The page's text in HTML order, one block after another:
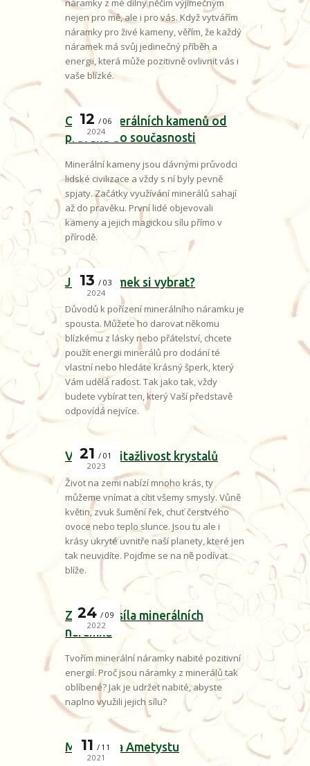
náramky z mé dílny něčím výjimečným
nejen pro mě, ale i pro vás. Když vytvářím
náramky pro živé kameny, věřím, že každý
náramek má svůj jedinečný příběh a
energii, která může pozitivně ovlivnit vás i
vaše blízké.
Cesta minerálních kamenů od
pravěku do současnosti
12
06
2024
Minerální kameny jsou dávnými průvodci
lidské civilizace a vždy s ní byly pevně
spjaty. Začátky využívání minerálů sahají
až do pravěku. První lidé objevovali
kameny a jejich magickou sílu přímo v
přírodě.
Jaký náramek si vybrat?
13
03
2024
Důvodů k pořízení minerálního náramku je
spousta. Můžete ho darovat někomu
blízkému z lásky nebo přátelství, chcete
použít energii minerálů pro dodání té
vlastní nebo hledáte krásný šperk, který
Vám udělá radost. Tak jako tak, vždy
budete vybírat ten, který Vaší představě
odpovídá nejvíce.
Vznik a přitažlivost krystalů
21
01
2023
Život na zemi nabízí mnoho krás, ty
můžeme vnímat a cítit všemy smysly. Vůně
květin, zvuk šumění řek, chuť čerstvého
ovoce nebo teplo slunce. Jsou tu ale i
krásy ukryté uvnitře naší planety, které jen
tak neuvidíte. Pojďme se na ně podívat
blíže.
Zázračná síla minerálních
náramků
24
09
2022
Tvořím minerální náramky nabité pozitivní
energií. Proč jsou náramky z minerálů tak
oblíbené? Jak je udržet nabité, abyste
naplno využili jejich sílu?
Mocná síla Ametystu
11
11
2021